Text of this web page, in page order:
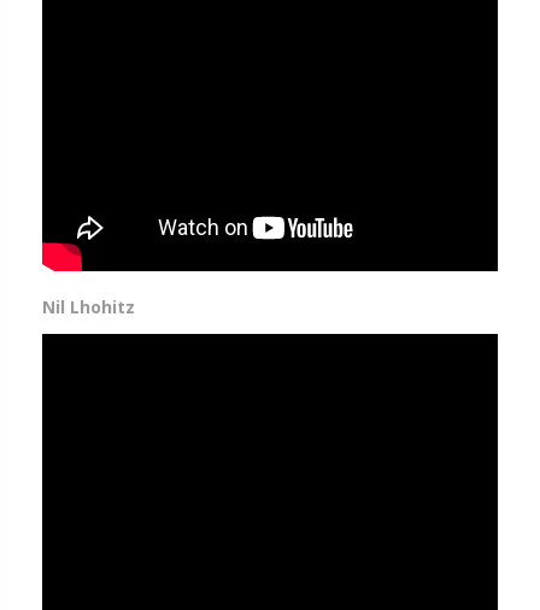
Nil Lhohitz